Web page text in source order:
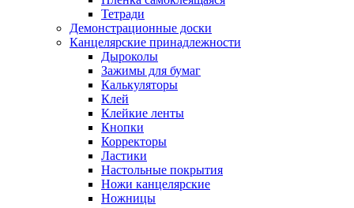
Тетради
Демонстрационные доски
Канцелярские принадлежности
Дыроколы
Зажимы для бумаг
Калькуляторы
Клей
Клейкие ленты
Кнопки
Корректоры
Ластики
Настольные покрытия
Ножи канцелярские
Ножницы